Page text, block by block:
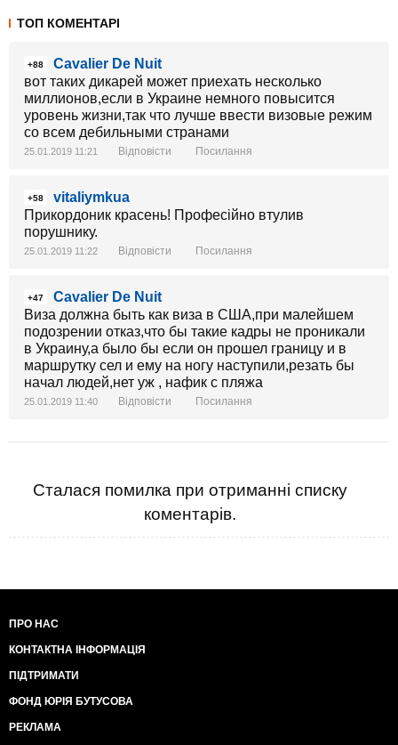
ТОП КОМЕНТАРІ
+88
Cavalier De Nuit
вот таких дикарей может приехать несколько
миллионов,если в Украине немного повысится
уровень жизни,так что лучше ввести визовые режим
со всем дебильными странами
25.01.2019 11:21 Відповісти Посилання
+58
vitaliymkua
Прикордоник красень! Професійно втулив
порушнику.
25.01.2019 11:22 Відповісти Посилання
+47
Cavalier De Nuit
Виза должна быть как виза в США,при малейшем
подозрении отказ,что бы такие кадры не проникали
в Украину,а было бы если он прошел границу и в
маршрутку сел и ему на ногу наступили,резать бы
начал людей,нет уж , нафик с пляжа
25.01.2019 11:40 Відповісти Посилання
Сталася помилка при отриманні списку
коментарів.
ПРО НАС
КОНТАКТНА ІНФОРМАЦІЯ
ПІДТРИМАТИ
ФОНД ЮРІЯ БУТУСОВА
РЕКЛАМА